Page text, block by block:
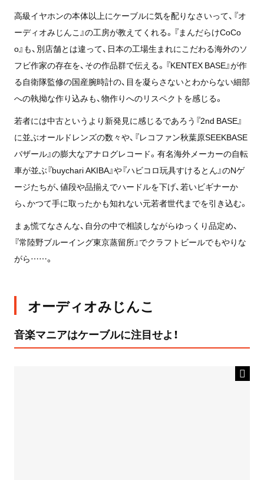
高級イヤホンの本体以上にケーブルに気を配りなさいって、『オ
ーディオみじんこ』の工房が教えてくれる。『まんだらけCoCo
o』も、別店舗とは違って、日本の工場生まれにこだわる海外のソ
フビ作家の存在を、その作品群で伝える。『KENTEX BASE』が作
る自衛隊監修の国産腕時計の、目を凝らさないとわからない細部
への執拗な作り込みも、物作りへのリスペクトを感じる。
若者には中古というより新発見に感じるであろう『2nd BASE』
に並ぶオールドレンズの数々や、『レコファン秋葉原SEEKBASE
バザール』の膨大なアナログレコード。有名海外メーカーの自転
車が並ぶ『buychari AKIBA』や『ハビコロ玩具すけるとん』のNゲ
ージたちが、値段や品揃えでハードルを下げ、若いビギナーか
ら、かつて手に取ったかも知れない元若者世代までを引き込む。
まぁ慌てなさんな、自分の中で相談しながらゆっくり品定め、
『常陸野ブルーイング東京蒸留所』でクラフトビールでもやりな
がら……。
オーディオみじんこ
音楽マニアはケーブルに注目せよ！